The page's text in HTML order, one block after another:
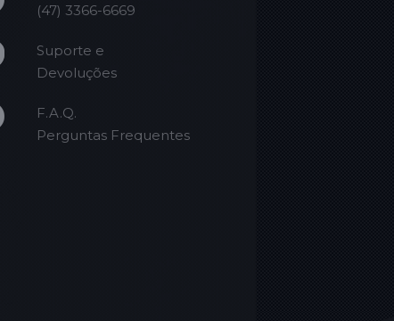
(47) 3366-6669
Suporte e
Devoluções
F.A.Q.
Perguntas Frequentes